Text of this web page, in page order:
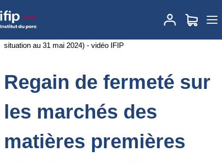
Accueil
Regain de fermeté sur les marchés des
matières premières situation au 31 mai 2024) - vidéo IFIP
Regain de fermeté sur
les marchés des
matières premières